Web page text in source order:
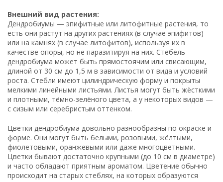
Внешний вид растения:
Дендробиумы — эпифитные или литофитные растения, то
есть они растут на других растениях (в случае эпифитов)
или на камнях (в случае литофитов), используя их в
качестве опоры, но не паразитируя на них. Стебель
дендробиума может быть прямостоячим или свисающим,
длиной от 30 см до 1,5 м в зависимости от вида и условий
роста. Стебли имеют цилиндрическую форму и покрыты
мелкими линейными листьями. Листья могут быть жёсткими
и плотными, тёмно-зелёного цвета, а у некоторых видов —
с сизым или серебристым оттенком.
Цветки дендробиума довольно разнообразны по окраске и
форме. Они могут быть белыми, розовыми, жёлтыми,
фиолетовыми, оранжевыми или даже многоцветными.
Цветки бывают достаточно крупными (до 10 см в диаметре)
и часто обладают приятным ароматом. Цветение обычно
происходит на старых стеблях, на которых образуются